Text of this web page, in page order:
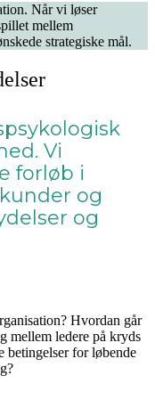
Når vi løser
mellem
strategiske mål.
Vi
forløb i
og
og
Hvordan går
mellem ledere på kryds
betingelser for løbende